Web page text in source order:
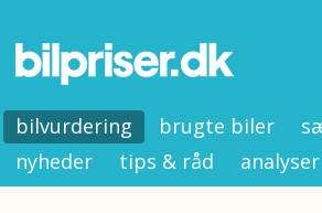
bilvurdering brugte biler
nyheder
tips & råd analyser